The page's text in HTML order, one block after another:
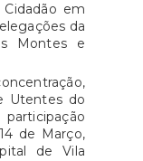
em
da
Montes e
Utentes do
participação
de Março,
de Vila